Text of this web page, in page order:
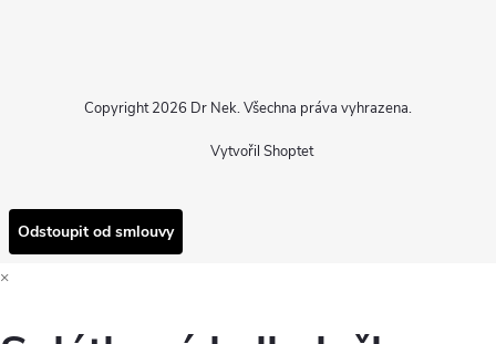
Vytvořil Shoptet
Copyright 2026 Dr Nek. Všechna práva vyhrazena.
Odstoupit od smlouvy
×